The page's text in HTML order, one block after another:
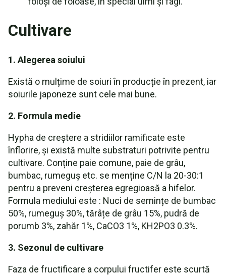
Cultivare
1. Alegerea soiului
Există o mulțime de soiuri în producție în prezent, iar
soiurile japoneze sunt cele mai bune.
2. Formula medie
Hypha de creștere a stridiilor ramificate este
înflorire, și există multe substraturi potrivite pentru
cultivare. Conține paie comune, paie de grâu,
bumbac, rumeguș etc. se menține C/N la 20-30:1
pentru a preveni creșterea egregioasă a hifelor.
Formula mediului este : Nuci de semințe de bumbac
50%, rumeguș 30%, tărâțe de grâu 15%, pudră de
porumb 3%, zahăr 1%, CaCO3 1%, KH2PO3 0.3%.
3. Sezonul de cultivare
Faza de fructificare a corpului fructifer este scurtă